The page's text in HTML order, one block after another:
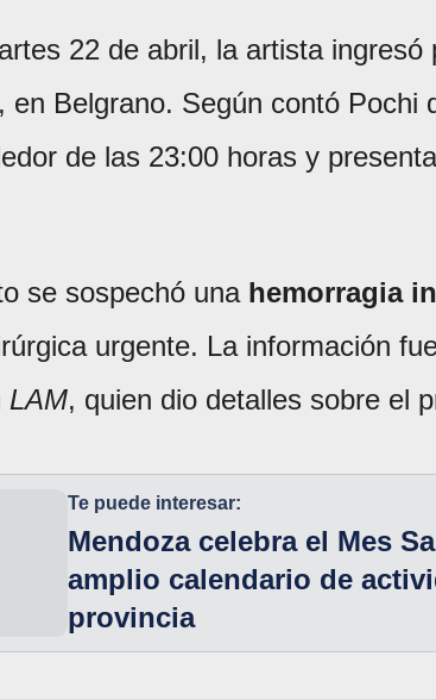
22 de abril, la artista
en Belgrano. Según contó Pochi
de las 23:00 horas y
se sospechó una hemorragia
urgente. La información
LAM, quien dio detalles sobre el
Te puede interesar:
Mendoza celebra el Mes
amplio calendario de
provincia